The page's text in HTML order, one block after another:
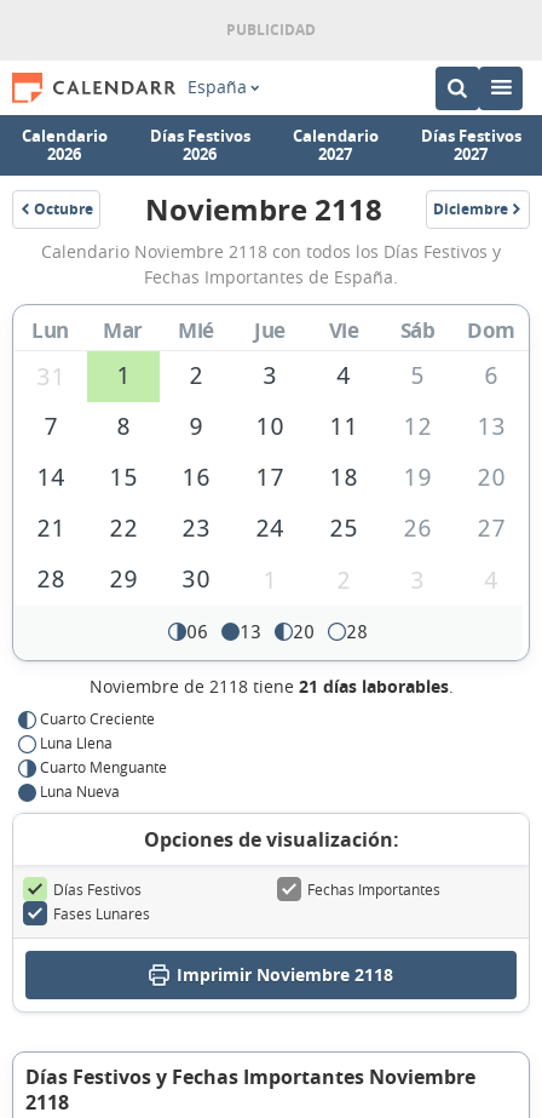
España
Calendario
2026
Días Festivos
2026
Calendario
2027
Días Festivos
2027
Octubre
2118
Calendario
Noviembre
2118
de
España
Noviembre 2118 Diciembre
2118
Calendario Noviembre 2118 con todos los Días Festivos y
Fechas Importantes de España.
Lun Mar Mié Jue Vie Sáb Dom
31 1 2 3 4 5
6
7
8 9 10 11 12
13
14
15 16 17 18 19
20
21
22 23 24 25 26
27
28
29 30 1 2 3 4
06 13 20 28
Noviembre de 2118 tiene 21 días laborables.
Cuarto Creciente
Luna Llena
Cuarto Menguante
Luna Nueva
Opciones de visualización:
Días Festivos
Fechas Importantes
Fases Lunares
Imprimir Noviembre 2118
Días Festivos y Fechas Importantes Noviembre
2118